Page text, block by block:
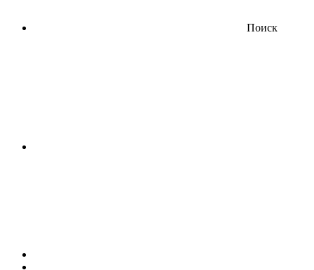
Поиск